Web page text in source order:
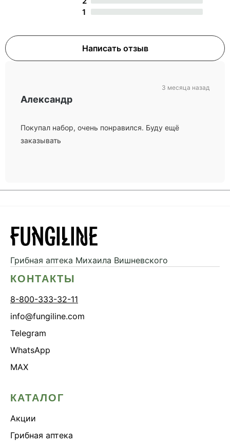
1
Написать отзыв
Александр
Покупал набор, очень понравился. Буду ещё
заказывать
3 месяца назад
Грибная аптека Михаила Вишневского
КОНТАКТЫ
8-800-333-32-11
info@fungiline.com
Telegram
WhatsApp
MAX
КАТАЛОГ
Акции
Грибная аптека